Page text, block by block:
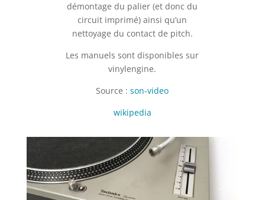
démontage du palier (et donc du
circuit imprimé) ainsi qu’un
nettoyage du contact de pitch.
Les manuels sont disponibles sur
vinylengine.
Source :son-video
wikipedia